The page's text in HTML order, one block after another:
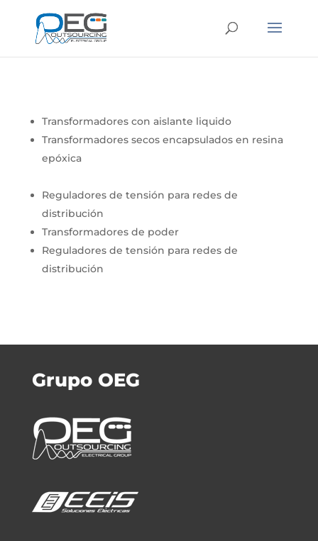
Transformadores con aislante liquido
Transformadores secos encapsulados en resina
epóxica
Reguladores de tensión para redes de
distribución
Transformadores de poder
Reguladores de tensión para redes de
distribución
Grupo OEG